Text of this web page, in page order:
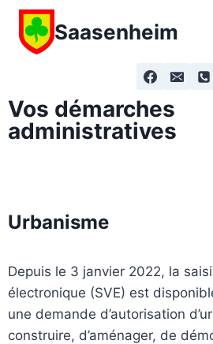
Saasenheim
Vos démarches
administratives
Urbanisme
Depuis le 3 janvier 2022, la
électronique (SVE) est
une demande d’autorisation
construire, d’aménager, de